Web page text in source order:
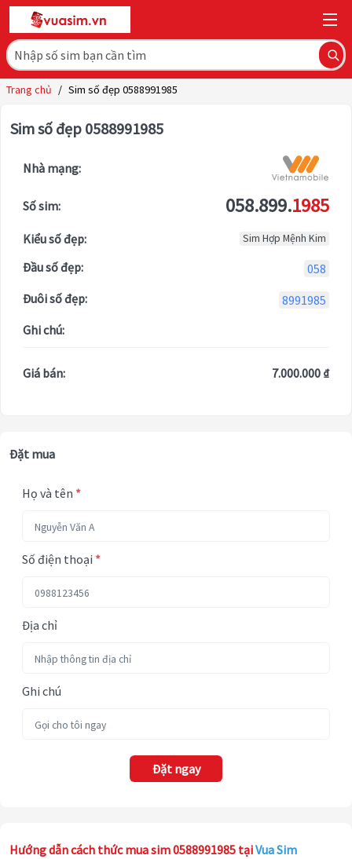
Trang chủ / Sim số đẹp 0588991985
Sim số đẹp 0588991985
Nhà mạng:
Số sim: 058.899.1985
Kiểu số đẹp: Sim Hợp Mệnh Kim
Đầu số đẹp:
058
Đuôi số đẹp:
8991985
Ghi chú:
Giá bán: 7.000.000 ₫
Đặt mua
Họ và tên *
Số điện thoại *
Địa chỉ
Ghi chú
Đặt ngay
Hướng dẫn cách thức mua sim 0588991985 tạiVua Sim